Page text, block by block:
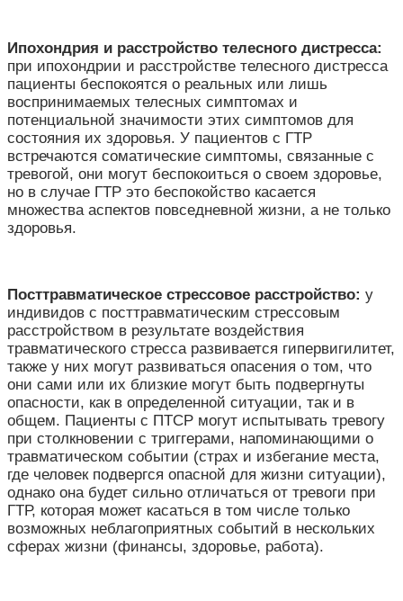
Ипохондрия и расстройство телесного дистресса:
при ипохондрии и расстройстве телесного дистресса
пациенты беспокоятся о реальных или лишь
воспринимаемых телесных симптомах и
потенциальной значимости этих симптомов для
состояния их здоровья. У пациентов с ГТР
встречаются соматические симптомы, связанные с
тревогой, они могут беспокоиться о своем здоровье,
но в случае ГТР это беспокойство касается
множества аспектов повседневной жизни, а не только
здоровья.
Посттравматическое стрессовое расстройство: у
индивидов с посттравматическим стрессовым
расстройством в результате воздействия
травматического стресса развивается гипервигилитет,
также у них могут развиваться опасения о том, что
они сами или их близкие могут быть подвергнуты
опасности, как в определенной ситуации, так и в
общем. Пациенты с ПТСР могут испытывать тревогу
при столкновении с триггерами, напоминающими о
травматическом событии (страх и избегание места,
где человек подвергся опасной для жизни ситуации),
однако она будет сильно отличаться от тревоги при
ГТР, которая может касаться в том числе только
возможных неблагоприятных событий в нескольких
сферах жизни (финансы, здоровье, работа).